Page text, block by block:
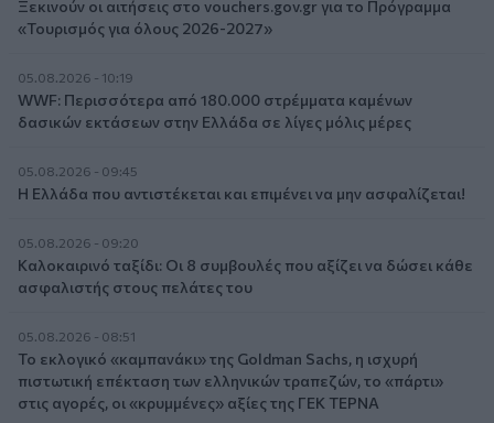
Ξεκινούν οι αιτήσεις στο vouchers.gov.gr για το Πρόγραμμα
«Τουρισμός για όλους 2026-2027»
05.08.2026 - 10:19
WWF: Περισσότερα από 180.000 στρέμματα καμένων
δασικών εκτάσεων στην Ελλάδα σε λίγες μόλις μέρες
05.08.2026 - 09:45
Η Ελλάδα που αντιστέκεται και επιμένει να μην ασφαλίζεται!
05.08.2026 - 09:20
Καλοκαιρινό ταξίδι: Οι 8 συμβουλές που αξίζει να δώσει κάθε
ασφαλιστής στους πελάτες του
05.08.2026 - 08:51
Το εκλογικό «καμπανάκι» της Goldman Sachs, η ισχυρή
πιστωτική επέκταση των ελληνικών τραπεζών, το «πάρτι»
στις αγορές, οι «κρυμμένες» αξίες της ΓΕΚ ΤΕΡΝΑ